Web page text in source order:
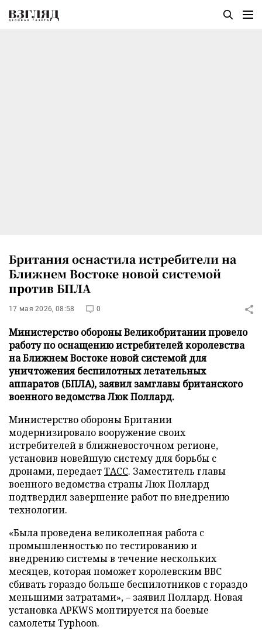
Британия оснастила истребители на
Ближнем Востоке новой системой
против БПЛА
17 мая 2026, 08:58 0
Министерство обороны Великобритании провело
работу по оснащению истребителей королевства
на Ближнем Востоке новой системой для
уничтожения беспилотных летательных
аппаратов (БПЛА), заявил замглавы британского
военного ведомства Люк Поллард.
Министерство обороны Британии
модернизировало вооружение своих
истребителей в ближневосточном регионе,
установив новейшую систему для борьбы с
дронами, передаетТАСС. Заместитель главы
военного ведомства страны Люк Поллард
подтвердил завершение работ по внедрению
технологии.
«Была проведена великолепная работа с
промышленностью по тестированию и
внедрению системы в течение нескольких
месяцев, которая поможет королевским ВВС
сбивать гораздо больше беспилотников с гораздо
меньшими затратами», – заявил Поллард. Новая
установка APKWS монтируется на боевые
самолеты Typhoon.